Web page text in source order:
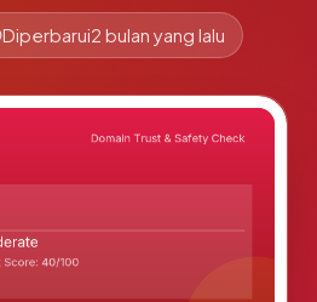
Diperbarui2 bulan yang lalu